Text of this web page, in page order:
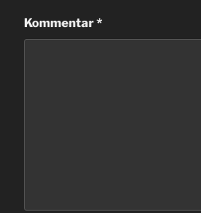
Kommentar*